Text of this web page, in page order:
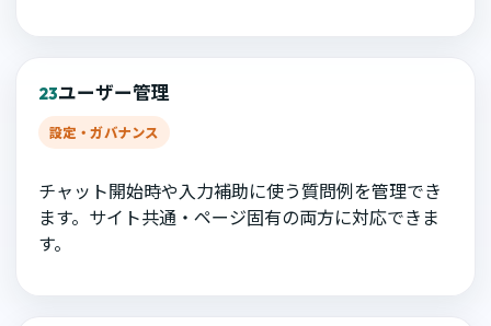
23ユーザー管理
設定・ガバナンス
チャット開始時や入力補助に使う質問例を管理でき
ます。サイト共通・ページ固有の両方に対応できま
す。